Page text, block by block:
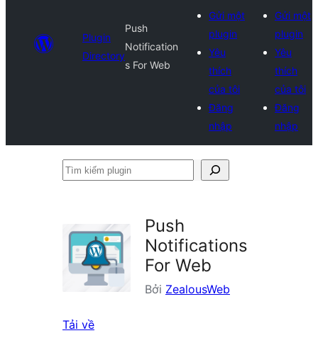
Plugin
Directory
Push
Notification
s For Web
Gửi một
plugin
Yêu
thích
của tôi
Đăng
nhập
Gửi một
plugin
Yêu
thích
của tôi
Đăng
nhập
Tìm
Push
Notifications
For Web
Bởi ZealousWeb
Tải về